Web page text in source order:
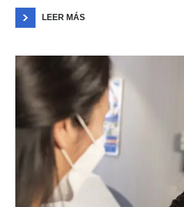
LEER MÁS